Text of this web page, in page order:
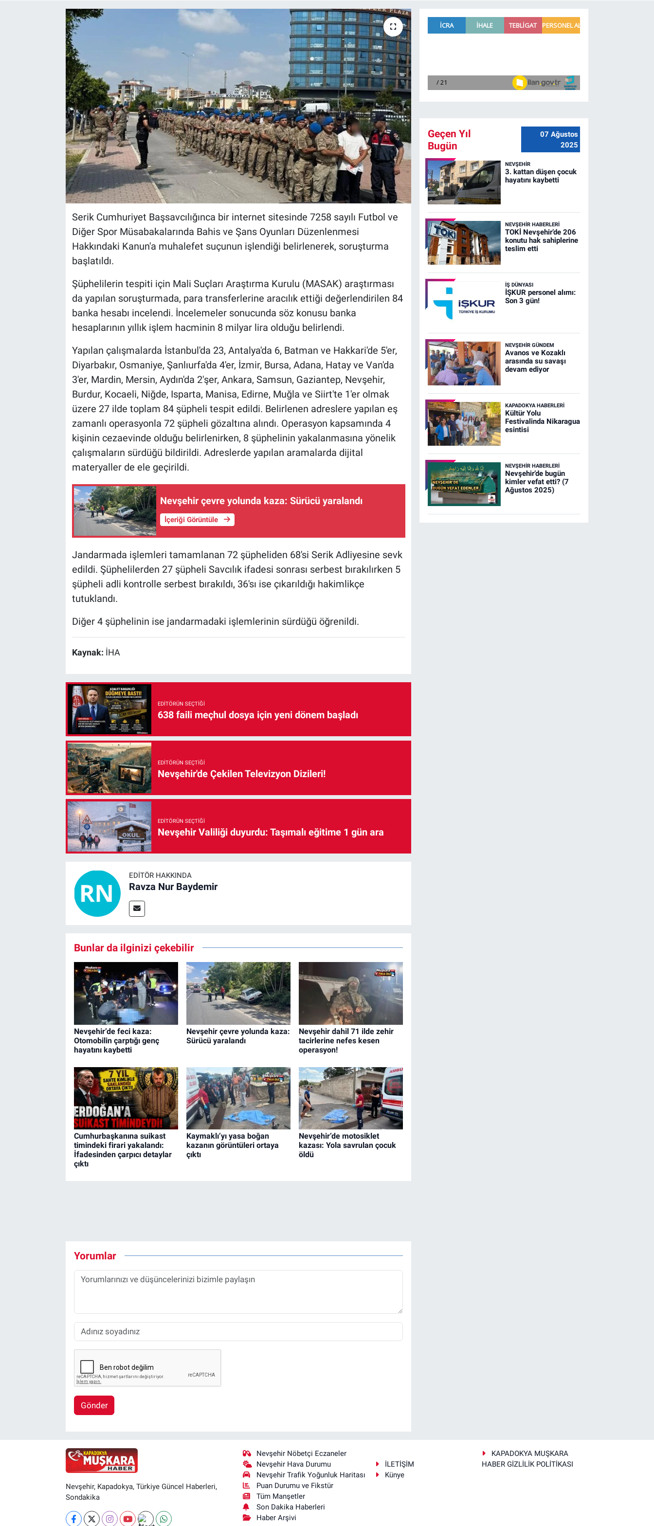
Serik Cumhuriyet Başsavcılığınca bir internet sitesinde 7258 sayılı Futbol ve
Diğer Spor Müsabakalarında Bahis ve Şans Oyunları Düzenlenmesi
Hakkındaki Kanun'a muhalefet suçunun işlendiği belirlenerek, soruşturma
başlatıldı.
Şüphelilerin tespiti için Mali Suçları Araştırma Kurulu (MASAK) araştırması
da yapılan soruşturmada, para transferlerine aracılık ettiği değerlendirilen 84
banka hesabı incelendi. İncelemeler sonucunda söz konusu banka
hesaplarının yıllık işlem hacminin 8 milyar lira olduğu belirlendi.
Yapılan çalışmalarda İstanbul'da 23, Antalya'da 6, Batman ve Hakkari'de 5'er,
Diyarbakır, Osmaniye, Şanlıurfa'da 4'er, İzmir, Bursa, Adana, Hatay ve Van'da
3'er, Mardin, Mersin, Aydın'da 2'şer, Ankara, Samsun, Gaziantep, Nevşehir,
Burdur, Kocaeli, Niğde, Isparta, Manisa, Edirne, Muğla ve Siirt'te 1'er olmak
üzere 27 ilde toplam 84 şüpheli tespit edildi. Belirlenen adreslere yapılan eş
zamanlı operasyonla 72 şüpheli gözaltına alındı. Operasyon kapsamında 4
kişinin cezaevinde olduğu belirlenirken, 8 şüphelinin yakalanmasına yönelik
çalışmaların sürdüğü bildirildi. Adreslerde yapılan aramalarda dijital
materyaller de ele geçirildi.
Nevşehir çevre yolunda kaza: Sürücü yaralandı
İçeriği Görüntüle
Jandarmada işlemleri tamamlanan 72 şüpheliden 68'si Serik Adliyesine sevk
edildi. Şüphelilerden 27 şüpheli Savcılık ifadesi sonrası serbest bırakılırken 5
şüpheli adli kontrolle serbest bırakıldı, 36'sı ise çıkarıldığı hakimlikçe
tutuklandı.
Diğer 4 şüphelinin ise jandarmadaki işlemlerinin sürdüğü öğrenildi.
Kaynak: İHA
EDITÖRÜN SEÇTIĞI
638 faili meçhul dosya için yeni dönem başladı
EDITÖRÜN SEÇTIĞI
Nevşehir'de Çekilen Televizyon Dizileri!
EDITÖRÜN SEÇTIĞI
Nevşehir Valiliği duyurdu: Taşımalı eğitime 1 gün ara
EDITÖR HAKKINDA
Ravza Nur Baydemir
Bunlar da ilginizi çekebilir
Nevşehir’de feci kaza:
Otomobilin çarptığı genç
hayatını kaybetti
Nevşehir çevre yolunda kaza:
Sürücü yaralandı
Nevşehir dahil 71 ilde zehir
tacirlerine nefes kesen
operasyon!
Cumhurbaşkanına suikast
timindeki firari yakalandı:
İfadesinden çarpıcı detaylar
çıktı
Kaymaklı’yı yasa boğan
kazanın görüntüleri ortaya
çıktı
Nevşehir’de motosiklet
kazası: Yola savrulan çocuk
öldü
Yorumlar
Gönder
Geçen Yıl
Bugün
07 Ağustos
2025
NEVŞEHIR
3. kattan düşen çocuk
hayatını kaybetti
NEVŞEHIR HABERLERI
TOKİ Nevşehir’de 206
konutu hak sahiplerine
teslim etti
İŞ DÜNYASI
İŞKUR personel alımı:
Son 3 gün!
NEVŞEHIR GÜNDEM
Avanos ve Kozaklı
arasında su savaşı
devam ediyor
KAPADOKYA HABERLERI
Kültür Yolu
Festivalinda Nikaragua
esintisi
NEVŞEHIR HABERLERI
Nevşehir’de bugün
kimler vefat etti? (7
Ağustos 2025)
Nevşehir, Kapadokya, Türkiye Güncel Haberleri,
Sondakika
Nevşehir Nöbetçi Eczaneler
Nevşehir Hava Durumu
Nevşehir Trafik Yoğunluk Haritası
Puan Durumu ve Fikstür
Tüm Manşetler
Son Dakika Haberleri
Haber Arşivi
İLETİŞİM
KAPADOKYA MUŞKARA
HABER GİZLİLİK POLİTİKASI
Künye
VEFATLAR